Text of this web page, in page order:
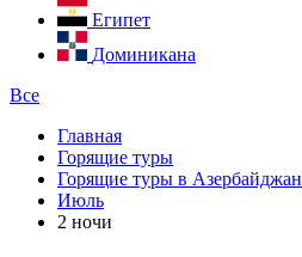
Египет
Доминикана
Все
Главная
Горящие туры
Горящие туры в Азербайджан
Июль
2 ночи